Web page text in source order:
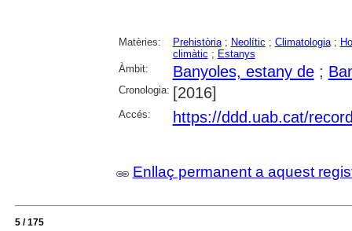
Matèries: Prehistòria; Neolític ; Climatologia;
climàtic ; Estanys
Àmbit:
Banyoles, estany de;
Cronologia: [2016]
Accés: https://ddd.uab.cat/
Enllaç permanent a aquest
5 / 175